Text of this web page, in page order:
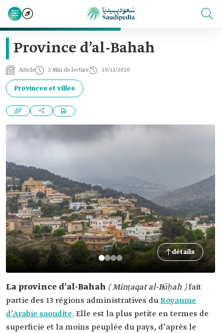
Province d’al-Bahah
Article 3 Min de lecture 29/12/2020
Provinces et villes
détails
La province d’al-Bahah ( Minṭaqat al-Bāḥah )fait
partie des 13 régions administratives duRoyaume
d’Arabie saoudite. Elle est la plus petite en termes de
superficie et la moins peuplée du pays, d’après le